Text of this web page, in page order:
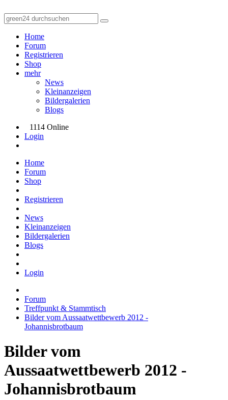
Home
Forum
Registrieren
Shop
mehr
News
Kleinanzeigen
Bildergalerien
Blogs
1114 Online
Login
Home
Forum
Shop
Registrieren
News
Kleinanzeigen
Bildergalerien
Blogs
Login
Forum
Treffpunkt & Stammtisch
Bilder vom Aussaatwettbewerb 2012 -
Johannisbrotbaum
Bilder vom
Aussaatwettbewerb 2012 -
Johannisbrotbaum